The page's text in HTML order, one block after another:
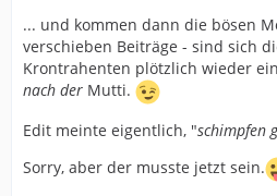
... und kommen dann die bösen
verschieben Beiträge - sind sich
Krontrahenten plötzlich wieder
nach der Mutti.
Edit meinte eigentlich, "schimpfen
Sorry, aber der musste jetzt sein.